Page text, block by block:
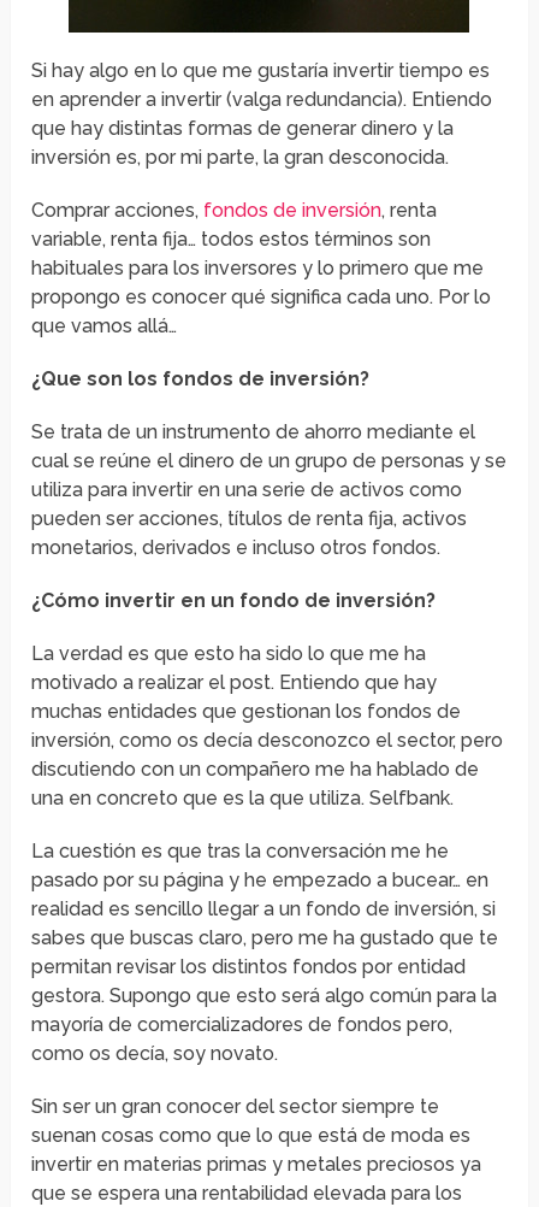
Si hay algo en lo que me gustaría invertir tiempo es
en aprender a invertir (valga redundancia). Entiendo
que hay distintas formas de generar dinero y la
inversión es, por mi parte, la gran desconocida.
Comprar acciones, fondos de inversión, renta
variable, renta fija… todos estos términos son
habituales para los inversores y lo primero que me
propongo es conocer qué significa cada uno. Por lo
que vamos allá…
¿Que son los fondos de inversión?
Se trata de un instrumento de ahorro mediante el
cual se reúne el dinero de un grupo de personas y se
utiliza para invertir en una serie de activos como
pueden ser acciones, títulos de renta fija, activos
monetarios, derivados e incluso otros fondos.
¿Cómo invertir en un fondo de inversión?
La verdad es que esto ha sido lo que me ha
motivado a realizar el post. Entiendo que hay
muchas entidades que gestionan los fondos de
inversión, como os decía desconozco el sector, pero
discutiendo con un compañero me ha hablado de
una en concreto que es la que utiliza. Selfbank.
La cuestión es que tras la conversación me he
pasado por su página y he empezado a bucear… en
realidad es sencillo llegar a un fondo de inversión, si
sabes que buscas claro, pero me ha gustado que te
permitan revisar los distintos fondos por entidad
gestora. Supongo que esto será algo común para la
mayoría de comercializadores de fondos pero,
como os decía, soy novato.
Sin ser un gran conocer del sector siempre te
suenan cosas como que lo que está de moda es
invertir en materias primas y metales preciosos ya
que se espera una rentabilidad elevada para los